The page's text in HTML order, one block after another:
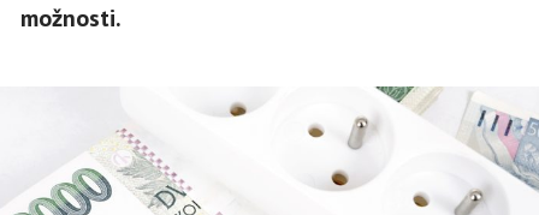
možnosti.